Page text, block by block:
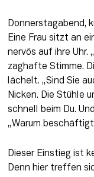
Donnerstagabend,
Eine Frau sitzt an
nervös auf ihre Uhr.
zaghafte Stimme.
lächelt. „Sind Sie
Nicken. Die Stühle
schnell beim Du.
„Warum
Dieser Einstieg ist
Denn hier treffen